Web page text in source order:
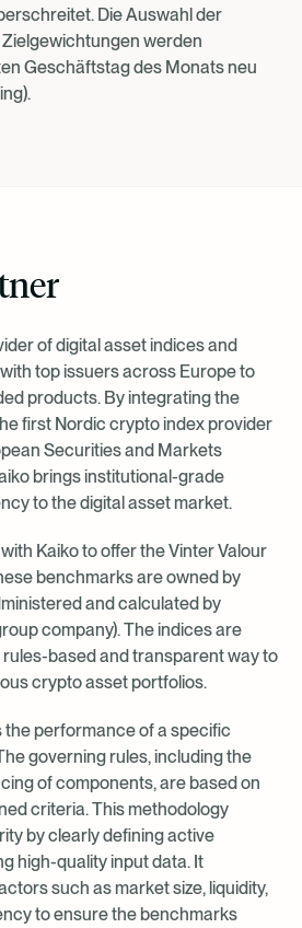
Die Auswahl der
werden
Geschäftstag des Monats neu
of digital asset indices and
top issuers across Europe to
products. By integrating the
first Nordic crypto index provider
Securities and Markets
brings institutional-grade
to the digital asset market.
Kaiko to offer the Vinter Valour
benchmarks are owned by
and calculated by
company). The indices are
based and transparent way to
crypto asset portfolios.
the performance of a specific
governing rules, including the
of components, are based on
criteria. This methodology
by clearly defining active
high-quality input data. It
such as market size, liquidity,
to ensure the benchmarks